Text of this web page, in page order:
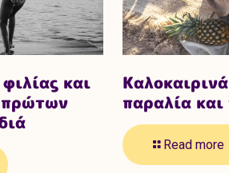
και
πρώτων
παραλία και
Read more